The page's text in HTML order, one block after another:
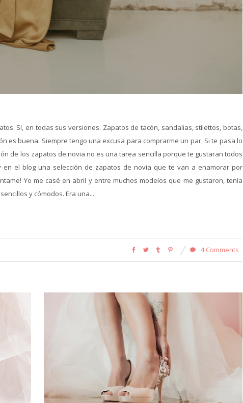
Sí, en todas sus versiones. Zapatos de tacón, sandalias, stilettos, botas,
es buena. Siempre tengo una excusa para comprarme un par. Si te pasa lo
de los zapatos de novia no es una tarea sencilla porque te gustaran todos
el blog una selección de zapatos de novia que te van a enamorar por
Yo me casé en abril y entre muchos modelos que me gustaron, tenía
y cómodos. Era una...
4 Comments